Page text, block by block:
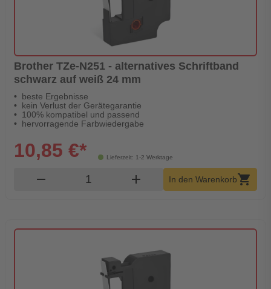
Brother TZe-N251 - alternatives Schriftband
schwarz auf weiß 24 mm
beste Ergebnisse
kein Verlust der Gerätegarantie
100% kompatibel und passend
hervorragende Farbwiedergabe
Lieferzeit: 1-2 Werktage
10,85 €*
remove Produkt Warenkorb Menge
add In den Warenkorbshopping_cart